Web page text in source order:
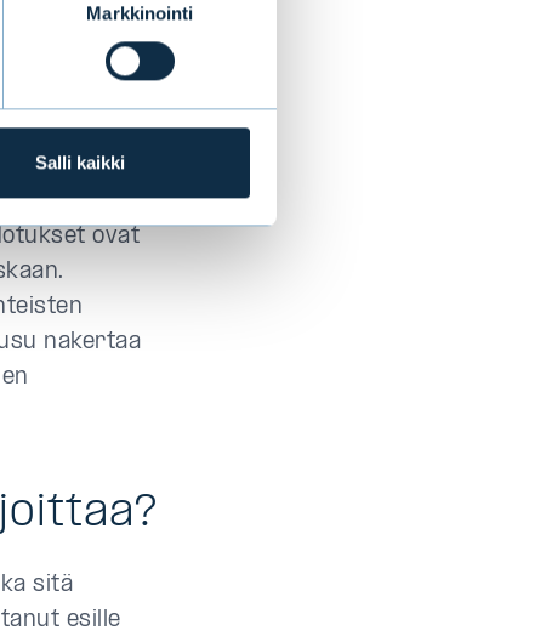
Markkinointi
Salli kaikki
ja erilaisia
jälkeen
ovat
nakertaa
sitä
esille